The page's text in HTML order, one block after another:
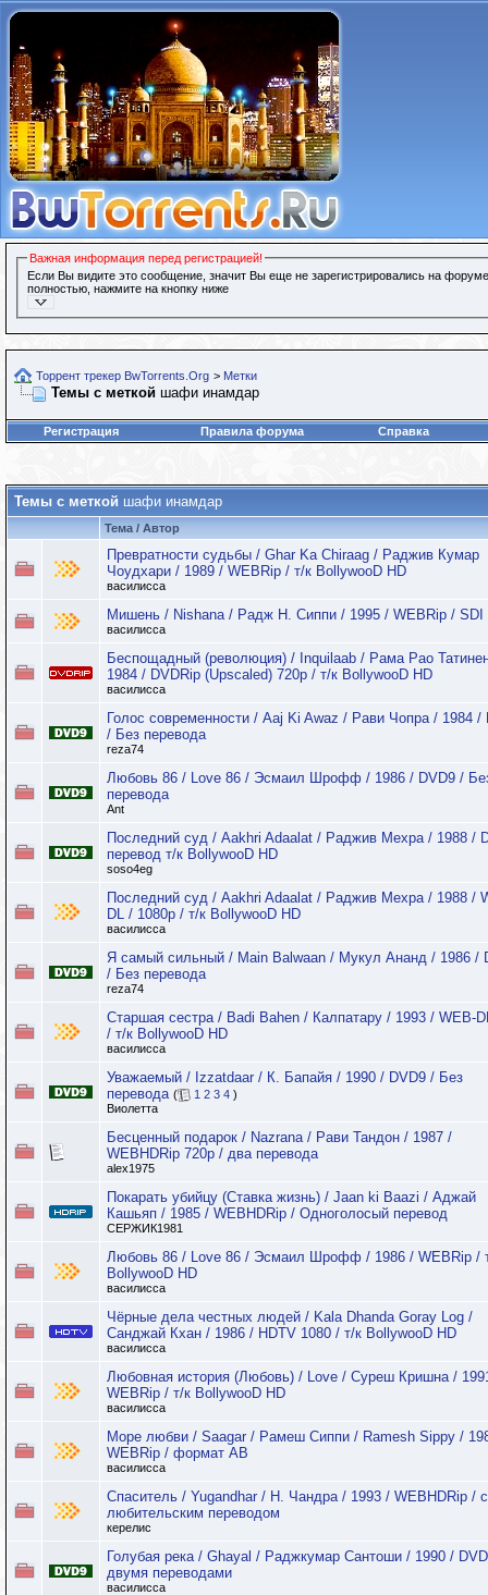
Важная информация перед регистрацией!
Если Вы видите это сообщение, значит Вы еще не зарегистрировались на
полностью, нажмите на кнопку ниже
Торрент трекер BwTorrents.Org > Метки
Темы с меткой шафи инамдар
Регистрация Правила форума Справка
Темы с меткой шафи инамдар
Тема / Автор
Превратности судьбы / Ghar Ka Chiraag / Раджив Кумар
Чоудхари / 1989 / WEBRip / т/к BollywooD HD
василисса
Мишень / Nishana / Радж Н. Сиппи / 1995 / WEBRip / SDI
василисса
Беспощадный (революция) / Inquilaab / Рама Рао
1984 / DVDRip (Upscaled) 720p / т/к BollywooD HD
василисса
Голос современности / Aaj Ki Awaz / Рави Чопра / 1984 /
/ Без перевода
reza74
Любовь 86 / Love 86 / Эсмаил Шрофф / 1986 / DVD9 /
перевода
Ant
Последний суд / Aakhri Adaalat / Раджив Мехра / 1988 /
перевод т/к BollywooD HD
soso4eg
Последний суд / Aakhri Adaalat / Раджив Мехра / 1988 /
DL / 1080p / т/к BollywooD HD
василисса
Я самый сильный / Main Balwaan / Мукул Ананд / 1986 /
/ Без перевода
reza74
Старшая сестра / Badi Bahen / Калпатару / 1993 / WEB-
/ т/к BollywooD HD
василисса
Уважаемый / Izzatdaar / К. Бапайя / 1990 / DVD9 / Без
перевода ( 1 2 3 4 )
Виолетта
Бесценный подарок / Nazrana / Рави Тандон / 1987 /
WEBHDRip 720p / два перевода
alex1975
Покарать убийцу (Ставка жизнь) / Jaan ki Baazi / Аджай
Кашьяп / 1985 / WEBHDRip / Одноголосый перевод
СЕРЖИК1981
Любовь 86 / Love 86 / Эсмаил Шрофф / 1986 / WEBRip /
BollywooD HD
василисса
Чёрные дела честных людей / Kala Dhanda Goray Log /
Санджай Кхан / 1986 / HDTV 1080 / т/к BollywooD HD
василисса
Любовная история (Любовь) / Love / Суреш Кришна /
WEBRip / т/к BollywooD HD
василисса
Море любви / Saagar / Рамеш Сиппи / Ramesh Sippy /
WEBRip / формат АВ
василисса
Спаситель / Yugandhar / Н. Чандра / 1993 / WEBHDRip / с
любительским переводом
керелис
Голубая река / Ghayal / Раджкумар Сантоши / 1990 /
двумя переводами
василисса